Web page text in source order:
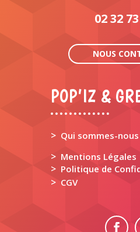
02 32
NOUS
POP’IZ &
> Qui sommes-nous
> Mentions Légales
> Politique de
> CGV